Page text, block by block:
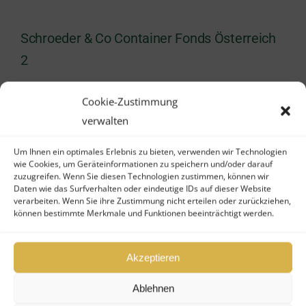
Cookie-Zustimmung
verwalten
Um Ihnen ein optimales Erlebnis zu bieten, verwenden wir Technologien
wie Cookies, um Geräteinformationen zu speichern und/oder darauf
zuzugreifen. Wenn Sie diesen Technologien zustimmen, können wir
Daten wie das Surfverhalten oder eindeutige IDs auf dieser Website
verarbeiten. Wenn Sie ihre Zustimmung nicht erteilen oder zurückziehen,
können bestimmte Merkmale und Funktionen beeinträchtigt werden.
Akzeptieren
Ablehnen
Schroeder & Co Container Fonds Österreich
2
Der Gegenstand des Unternehmens ist die
Durchführung von Investitionen,
insbesondere [...]
15.02.2022
Schroeder & Co Container Fonds Österreich
3